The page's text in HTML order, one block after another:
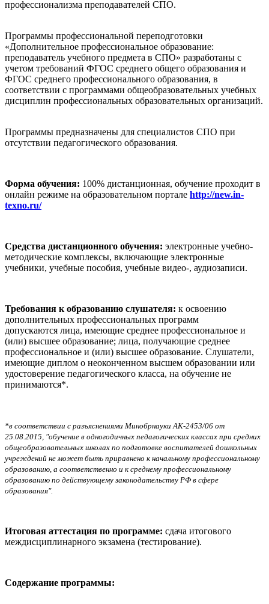
профессионализма преподавателей СПО.
Программы профессиональной переподготовки
«Дополнительное профессиональное образование:
преподаватель учебного предмета в СПО» разработаны с
учетом требований ФГОС среднего общего образования и
ФГОС среднего профессионального образования, в
соответствии с программами общеобразовательных учебных
дисциплин профессиональных образовательных организаций.
Программы предназначены для специалистов СПО при
отсутствии педагогического образования.
Форма обучения: 100% дистанционная, обучение проходит в
онлайн режиме на образовательном портале http://new.in-
texno.ru/
Средства дистанционного обучения: электронные учебно-
методические комплексы, включающие электронные
учебники, учебные пособия, учебные видео-, аудиозаписи.
Требования к образованию слушателя: к освоению
дополнительных профессиональных программ
допускаются лица, имеющие среднее профессиональное и
(или) высшее образование; лица, получающие среднее
профессиональное и (или) высшее образование. Слушатели,
имеющие диплом о неоконченном высшем образовании или
удостоверение педагогического класса, на обучение не
принимаются*.
*в соответствии с разъяснениями Минобрнауки АК-2453/06 от
25.08.2015, "обучение в одногодичных педагогических классах при средних
общеобразовательных школах по подготовке воспитателей дошкольных
учреждений не может быть приравнено к начальному профессиональному
образованию, а соответственно и к среднему профессиональному
образованию по действующему законодательству РФ в сфере
образования".
Итоговая аттестация по программе: сдача итогового
междисциплинарного экзамена (тестирование).
Содержание программы: